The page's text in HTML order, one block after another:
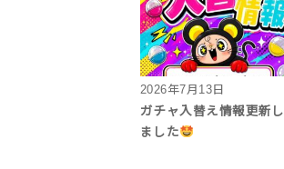
2026年7月13日
ガチャ入替え情報更新し
ました